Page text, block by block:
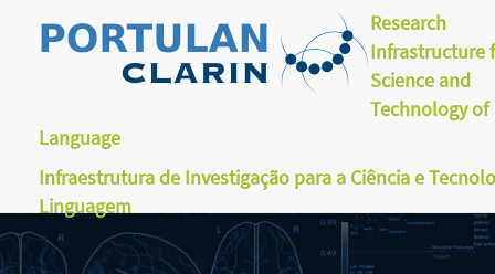
Research
Infrastructure
Science and
Technology of
Language
Infraestrutura de Investigação para a Ciência e
Linguagem